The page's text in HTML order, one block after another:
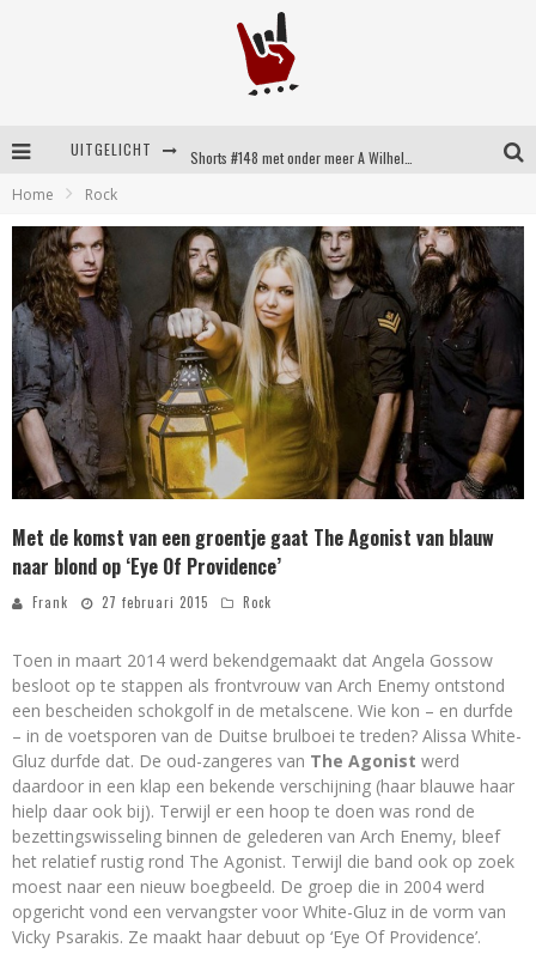
UITGELICHT
Britse emorockers van Basement maken tweede comeback met het indrukwekkende ‘Wired’
Shorts #149 met onder meer No Cure, Eva Under Fire, The Hu en Sleeping With Sirens
Home Rock
Met de komst van een groentje gaat The Agonist‏ van blauw
naar blond op ‘Eye Of Providence’
Frank 27 februari 2015 Rock
Toen in maart 2014 werd bekendgemaakt dat Angela Gossow
besloot op te stappen als frontvrouw van Arch Enemy ontstond
een bescheiden schokgolf in de metalscene. Wie kon – en durfde
– in de voetsporen van de Duitse brulboei te treden? Alissa White-
Gluz durfde dat. De oud-zangeres van The Agonist werd
daardoor in een klap een bekende verschijning (haar blauwe haar
hielp daar ook bij). Terwijl er een hoop te doen was rond de
bezettingswisseling binnen de gelederen van Arch Enemy, bleef
het relatief rustig rond The Agonist. Terwijl die band ook op zoek
moest naar een nieuw boegbeeld. De groep die in 2004 werd
opgericht vond een vervangster voor White-Gluz in de vorm van
Vicky Psarakis. Ze maakt haar debuut op ‘Eye Of Providence’.